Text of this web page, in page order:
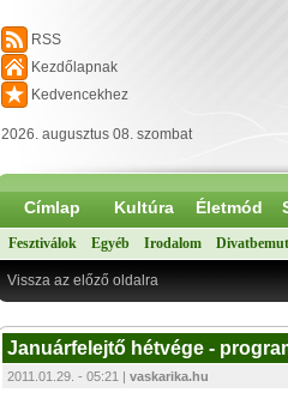
RSS
Kezdőlapnak
Kedvencekhez
2026. augusztus 08. szombat
Címlap Kultúra Életmód
Fesztiválok Egyéb Irodalom
Vissza az előző oldalra
Januárfelejtő hétvége -
2011.01.29. - 05:21 | vaskarika.hu